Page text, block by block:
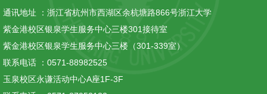
通讯地址 ： 浙江省杭州市西湖区余杭塘路866号浙江大学
紫金港校区银泉学生服务中心三楼301接待室
紫金港校区银泉学生服务中心三楼（301-339室）
联系电话 ： 0571-88982525
玉泉校区永谦活动中心A座1F-3F